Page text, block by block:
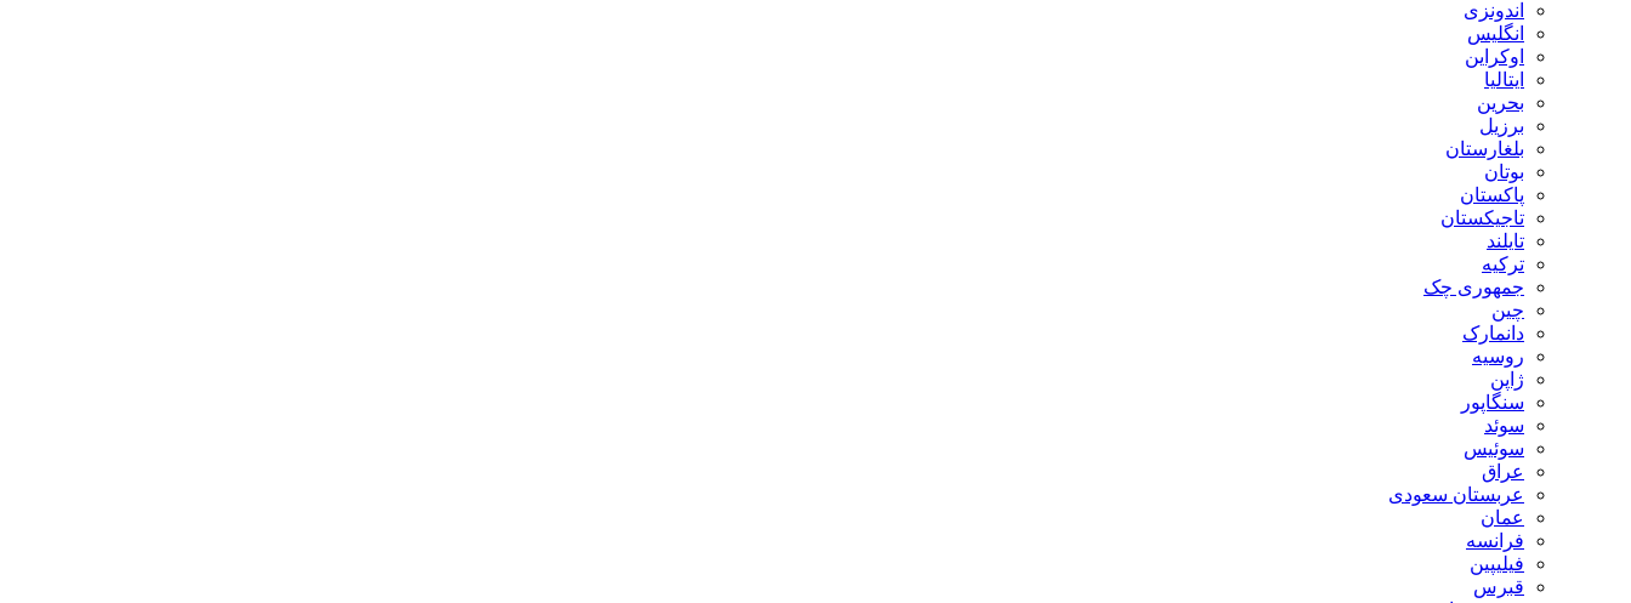
اندونزی
انگلیس
اوکراین
ایتالیا
بحرین
برزیل
بلغارستان
بوتان
پاکستان
تاجیکستان
تایلند
ترکیه
جمهوری چک
چین
دانمارک
روسیه
ژاپن
سنگاپور
سوئد
سوئیس
عراق
عربستان سعودی
عمان
فرانسه
فیلیپین
قبرس